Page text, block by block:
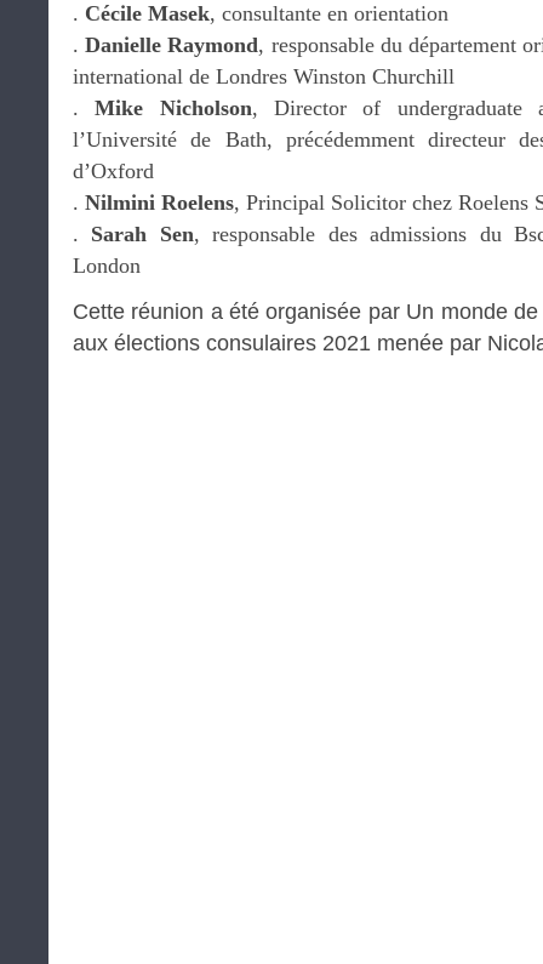
. Cécile Masek, consultante en orientation
.Danielle Raymond, responsable du département
international de Londres Winston Churchill
.Mike Nicholson, Director of undergraduate
l’Université de Bath, précédemment directeur
d’Oxford
. Nilmini Roelens, Principal Solicitor chez Roelens
. Sarah Sen, responsable des admissions du
London
Cette réunion a été organisée par Un monde
aux élections consulaires 2021 menée par